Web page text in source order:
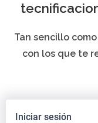
Tan sencillo
con los que te
Iniciar sesión